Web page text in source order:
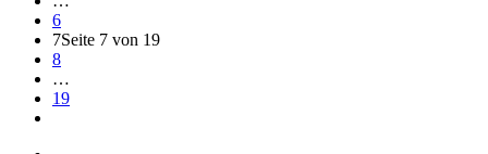
6
7Seite 7 von 19
8
…
19